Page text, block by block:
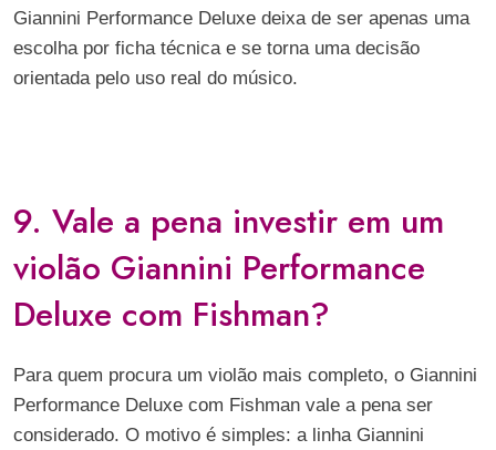
Giannini Performance Deluxe deixa de ser apenas uma
escolha por ficha técnica e se torna uma decisão
orientada pelo uso real do músico.
9. Vale a pena investir em um
violão Giannini Performance
Deluxe com Fishman?
Para quem procura um violão mais completo, o Giannini
Performance Deluxe com Fishman vale a pena ser
considerado. O motivo é simples: a linha Giannini